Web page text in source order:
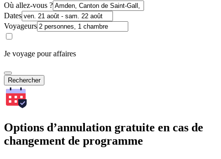
Où allez-vous ?
Dates
Voyageurs
Je voyage pour affaires
Rechercher
Options d’annulation gratuite en cas de
changement de programme